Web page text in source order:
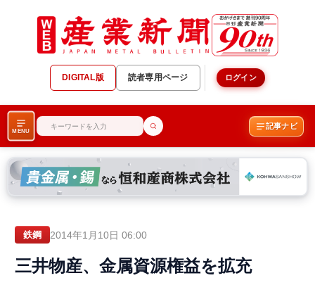
DIGITAL版 読者専用ページ ログイン
MENU
記事ナビ
鉄鋼 2014年1月10日 06:00
三井物産、金属資源権益を拡充